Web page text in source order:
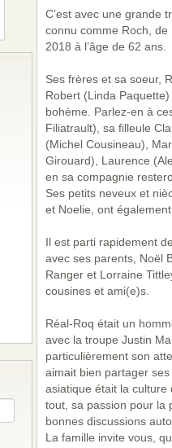
C’est avec une grande
connu comme Roch,
2018 à l’âge de 62 ans.
Ses frères et sa soeur,
Robert (Linda
bohème. Parlez-en à
Filiatrault), sa filleule
(Michel Cousineau),
Girouard), Laurence
en sa compagnie
Ses petits neveux et
et Noelie, ont
Il est parti rapidement
avec ses parents, Noël
Ranger et Lorraine
cousines et ami(e)s.
Réal-Roq était un
avec la troupe Justin
particulièrement son
aimait bien partager
asiatique était la culture
tout, sa passion pour la
bonnes discussions
La famille invite vous,